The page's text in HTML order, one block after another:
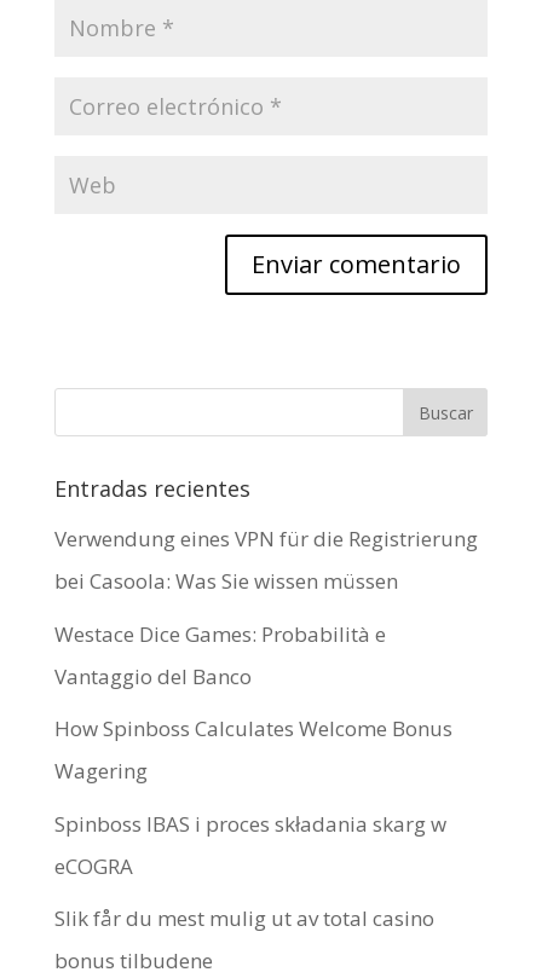
Entradas recientes
Verwendung eines VPN für die Registrierung
bei Casoola: Was Sie wissen müssen
Westace Dice Games: Probabilità e
Vantaggio del Banco
How Spinboss Calculates Welcome Bonus
Wagering
Spinboss IBAS i proces składania skarg w
eCOGRA
Slik får du mest mulig ut av total casino
bonus tilbudene